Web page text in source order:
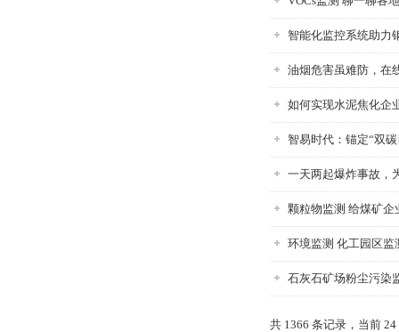
智能化监控系统助力
油烟危害虽难防，在
如何实现水泥焦化企
智易时代：锚定“双
一天两起爆炸事故，
颗粒物监测 给煤矿企
环境监测 化工园区
石灰石矿场粉尘污染
共 1366 条记录，当前